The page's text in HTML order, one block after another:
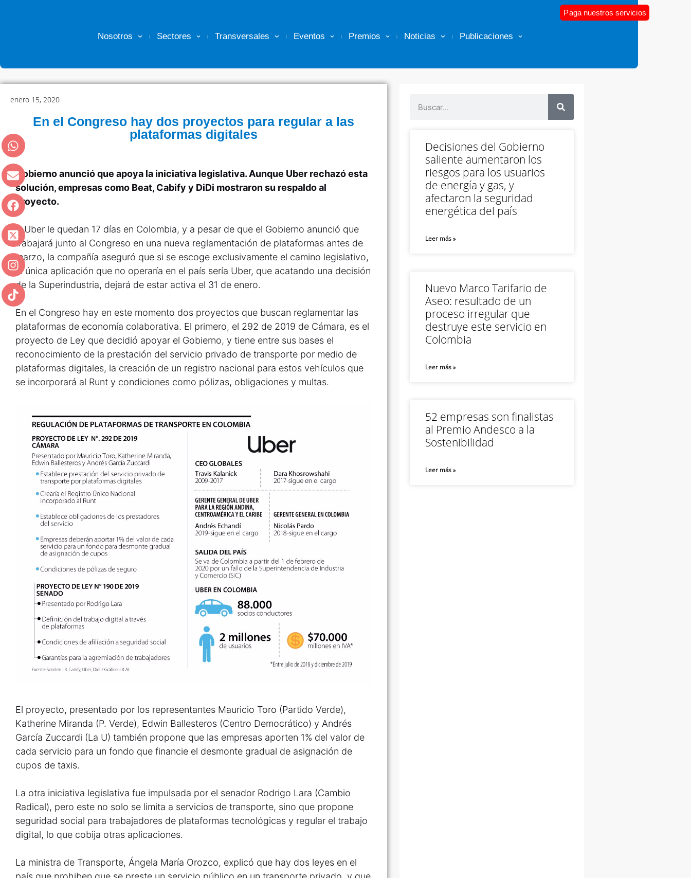
Nosotros Sectores Transversales Eventos Premios Noticias Publicaciones
Paga nuestros servicios
enero 15, 2020
En el Congreso hay dos proyectos para regular a las
plataformas digitales
Gobierno anunció que apoya la iniciativa legislativa. Aunque Uber rechazó esta
solución, empresas como Beat, Cabify y DiDi mostraron su respaldo al
proyecto.
A Uber le quedan 17 días en Colombia, y a pesar de que el Gobierno anunció que
trabajará junto al Congreso en una nueva reglamentación de plataformas antes de
marzo, la compañía aseguró que si se escoge exclusivamente el camino legislativo,
la única aplicación que no operaría en el país sería Uber, que acatando una decisión
de la Superindustria, dejará de estar activa el 31 de enero.
En el Congreso hay en este momento dos proyectos que buscan reglamentar las
plataformas de economía colaborativa. El primero, el 292 de 2019 de Cámara, es el
proyecto de Ley que decidió apoyar el Gobierno, y tiene entre sus bases el
reconocimiento de la prestación del servicio privado de transporte por medio de
plataformas digitales, la creación de un registro nacional para estos vehículos que
se incorporará al Runt y condiciones como pólizas, obligaciones y multas.
El proyecto, presentado por los representantes Mauricio Toro (Partido Verde),
Katherine Miranda (P. Verde), Edwin Ballesteros (Centro Democrático) y Andrés
García Zuccardi (La U) también propone que las empresas aporten 1% del valor de
cada servicio para un fondo que financie el desmonte gradual de asignación de
cupos de taxis.
La otra iniciativa legislativa fue impulsada por el senador Rodrigo Lara (Cambio
Radical), pero este no solo se limita a servicios de transporte, sino que propone
seguridad social para trabajadores de plataformas tecnológicas y regular el trabajo
digital, lo que cobija otras aplicaciones.
La ministra de Transporte, Ángela María Orozco, explicó que hay dos leyes en el
Decisiones del Gobierno
saliente aumentaron los
riesgos para los usuarios
de energía y gas, y
afectaron la seguridad
energética del país
Leer más »
Nuevo Marco Tarifario de
Aseo: resultado de un
proceso irregular que
destruye este servicio en
Colombia
Leer más »
52 empresas son finalistas
al Premio Andesco a la
Sostenibilidad
Leer más »